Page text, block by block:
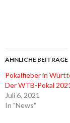
ÄHNLICHE BEITRÄGE
Pokalfieber in
Der WTB-Pokal 2021
Juli 6, 2021
In "News"